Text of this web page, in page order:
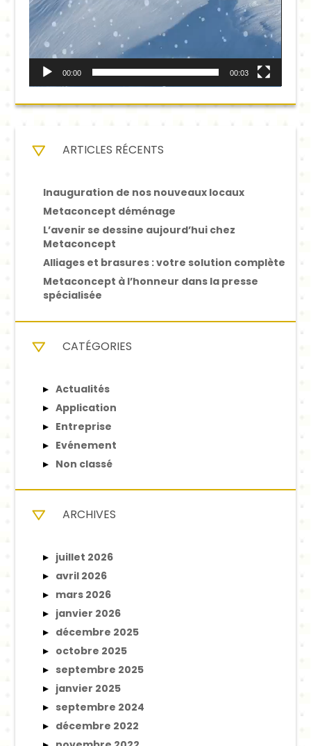
ARTICLES RÉCENTS
Inauguration de nos nouveaux locaux
Metaconcept déménage
L’avenir se dessine aujourd’hui chez
Metaconcept
Alliages et brasures : votre solution complète
Metaconcept à l’honneur dans la presse
spécialisée
CATÉGORIES
Actualités
Application
Entreprise
Evénement
Non classé
ARCHIVES
juillet 2026
avril 2026
mars 2026
janvier 2026
décembre 2025
octobre 2025
septembre 2025
janvier 2025
septembre 2024
décembre 2022
00:00 00:03